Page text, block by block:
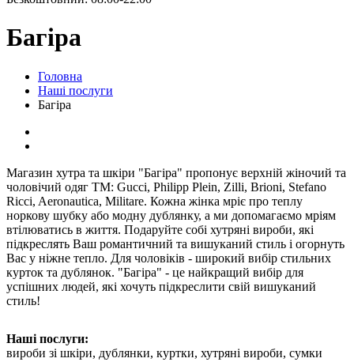
Багіра
Головна
Наші послуги
Багіра
Магазин хутра та шкіри "Багіра" пропонує верхній жіночий та
чоловічий одяг ТМ: Gucci, Philipp Plein, Zilli, Brioni, Stefano
Ricci, Aeronautica, Militare. Кожна жінка мріє про теплу
норкову шубку або модну дублянку, а ми допомагаємо мріям
втілюватись в життя. Подаруйте собі хутряні вироби, які
підкреслять Ваш романтичний та вишуканий стиль і огорнуть
Вас у ніжне тепло. Для чоловіків - широкий вибір стильних
курток та дублянок. "Багіра" - це найкращий вибір для
успішних людей, які хочуть підкреслити свій вишуканий
стиль!
Наші послуги:
вироби зі шкіри, дублянки, куртки, хутряні вироби, сумки